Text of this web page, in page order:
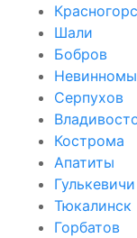
Шали
Бобров
Серпухов
Кострома
Апатиты
Гулькевичи
Тюкалинск
Горбатов